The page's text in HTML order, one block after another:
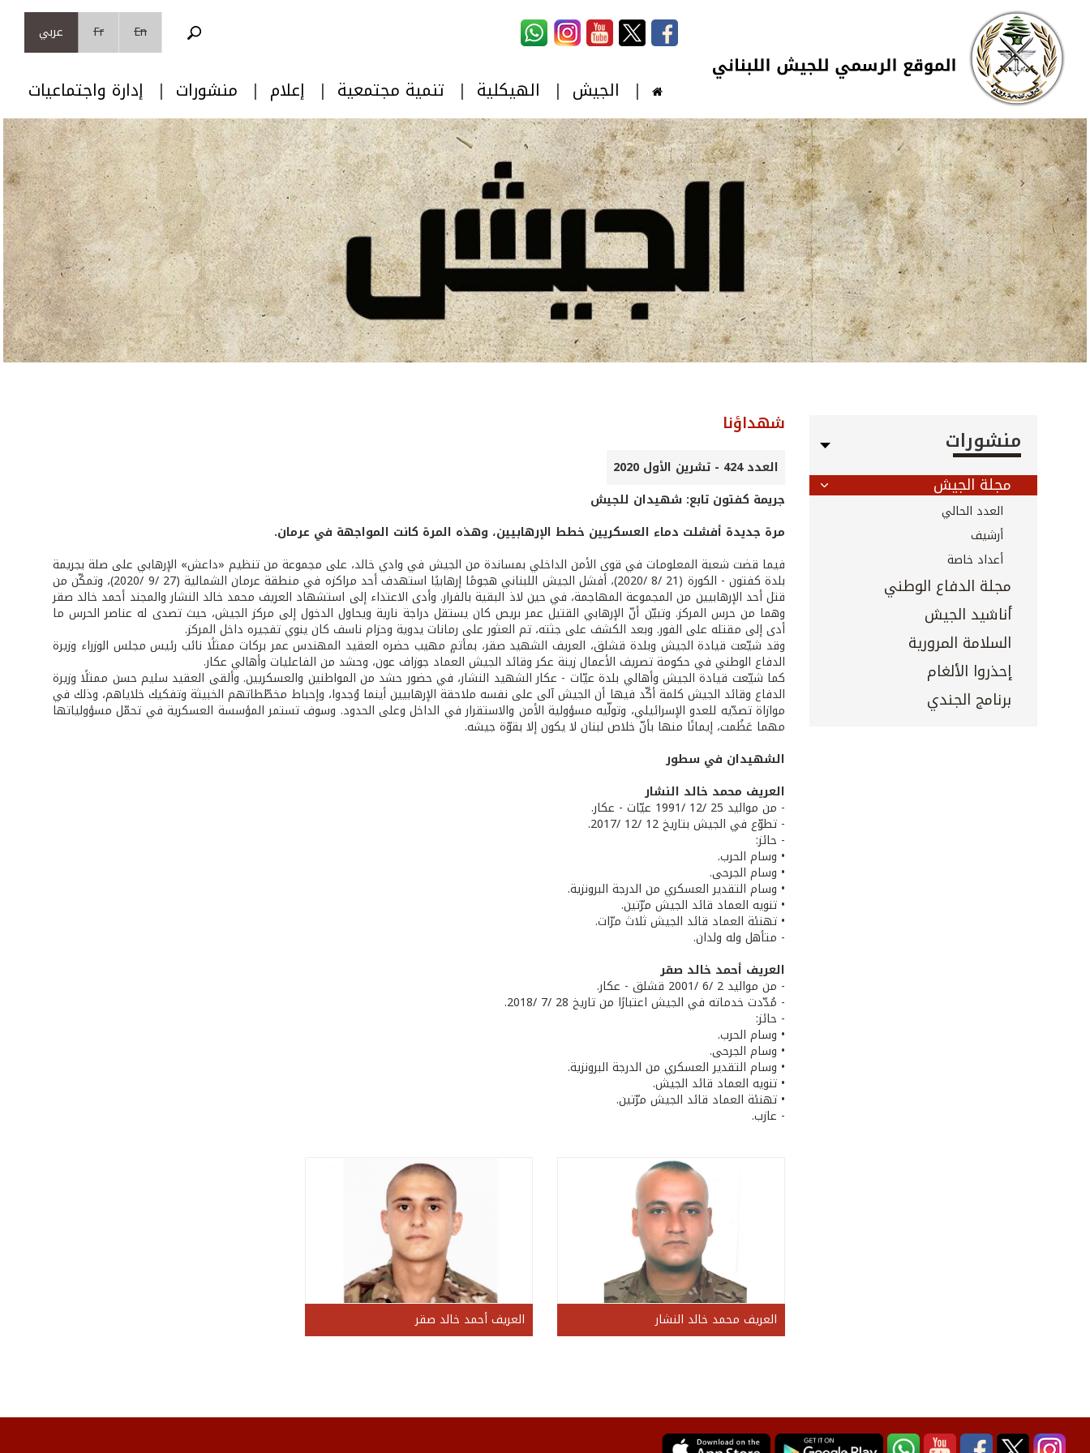
تجاوز إلى المحتوى الرئيسي
Skip to navigation
En
Fr عربي
الجيش الهيكلية تنمية مجتمعية إعلام منشورات إدارة واجتماعيات
منشورات
مجلة الجيش
العدد الحالي
أرشيف
أعداد خاصة
مجلة الدفاع الوطني
أناشيد الجيش
السلامة المرورية
إحذروا الألغام
برنامج الجندي
شهداؤنا
العدد 424 - تشرين الأول 2020
جريمة كفتون تابع: شهيدان للجيش
مرة جديدة أفشلت دماء العسكريين خطط الإرهابيين، وهذه المرة كانت المواجهة في عرمان.
فيما قضت شعبة المعلومات في قوى الأمن الداخلي بمساندة من الجيش في وادي خالد، على مجموعة من تنظيم «داعش» الإرهابي على صلة بجريمة
بلدة كفتون - الكورة (21 /8 /2020)، أفشل الجيش اللبناني هجومًا إرهابيًا استهدف أحد مراكزه في منطقة عرمان الشمالية (27 /9 /2020)، وتمكّن من
قتل أحد الإرهابيين من المجموعة المهاجمة، في حين لاذ البقية بالفرار. وأدى الاعتداء إلى استشهاد العريف محمد خالد النشار والمجند أحمد خالد صقر
وهما من حرس المركز. وتبيّن أنّ الإرهابي القتيل عمر بريص كان يستقل دراجة نارية ويحاول الدخول إلى مركز الجيش، حيث تصدى له عناصر الحرس ما
أدى إلى مقتله على الفور. وبعد الكشف على جثته، تم العثور على رمانات يدوية وحزام ناسف كان ينوي تفجيره داخل المركز.
وقد شيّعت قيادة الجيش وبلدة قشلق، العريف الشهيد صقر، بمأتمٍ مهيب حضره العقيد المهندس عمر بركات ممثلًا نائب رئيس مجلس الوزراء وزيرة
الدفاع الوطني في حكومة تصريف الأعمال زينة عكر وقائد الجيش العماد جوزاف عون، وحشد من الفاعليات وأهالي عكار.
كما شيّعت قيادة الجيش وأهالي بلدة عيّات - عكار الشهيد النشار، في حضور حشد من المواطنين والعسكريين. وألقى العقيد سليم حسن ممثلًا وزيرة
الدفاع وقائد الجيش كلمة أكّد فيها أن الجيش آلى على نفسه ملاحقة الإرهابيين أينما وُجدوا، وإحباط مخطّطاتهم الخبيثة وتفكيك خلاياهم، وذلك في
موازاة تصدّيه للعدو الإسرائيلي، وتولّيه مسؤولية الأمن والاستقرار في الداخل وعلى الحدود. وسوف تستمر المؤسسة العسكرية في تحمّل مسؤولياتها
مهما عَظُمت، إيمانًا منها بأنّ خلاص لبنان لا يكون إلا بقوّة جيشه.
الشهيدان في سطور
العريف محمد خالد النشار
- من مواليد 25 /12 /1991 عيّات - عكار.
- تطوّع في الجيش بتاريخ 12 /12 /2017.
- حائز:
• وسام الحرب.
• وسام الجرحى.
• وسام التقدير العسكري من الدرجة البرونزية.
• تنويه العماد قائد الجيش مرّتين.
• تهنئة العماد قائد الجيش ثلاث مرّات.
- متأهل وله ولدان.
العريف أحمد خالد صقر
- من مواليد 2 /6 /2001 قشلق - عكار.
- مُدّدت خدماته في الجيش اعتبارًا من تاريخ 28 /7 /2018.
- حائز:
• وسام الحرب.
• وسام الجرحى.
• وسام التقدير العسكري من الدرجة البرونزية.
• تنويه العماد قائد الجيش.
• تهنئة العماد قائد الجيش مرّتين.
- عازب.
العريف محمد خالد النشار العريف أحمد خالد صقر